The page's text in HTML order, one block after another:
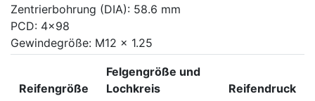
Zentrierbohrung (DIA): 58.6 mm
PCD: 4x98
Gewindegröße: M12 x 1.25
Reifengröße
Felgengröße und
Lochkreis
Reifendruck